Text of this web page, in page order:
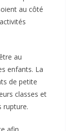
au côté
au
enfants. La
de petite
classes et
rupture.